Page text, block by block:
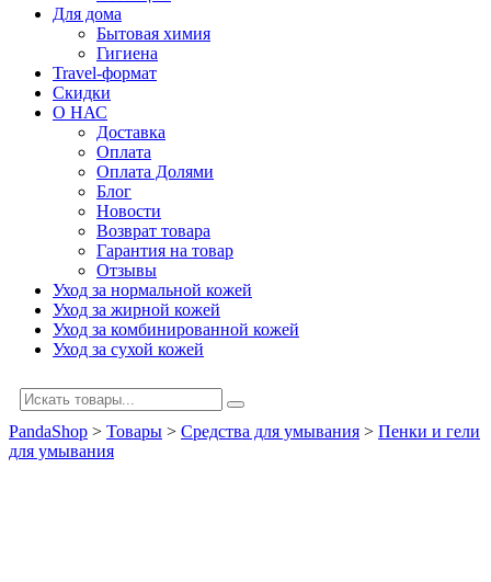
Для дома
Бытовая химия
Гигиена
Travel-формат
Скидки
О НАС
Доставка
Оплата
Оплата Долями
Блог
Новости
Возврат товара
Гарантия на товар
Отзывы
Уход за нормальной кожей
Уход за жирной кожей
Уход за комбинированной кожей
Уход за сухой кожей
PandaShop > Товары > Средства для умывания > Пенки и гели
для умывания